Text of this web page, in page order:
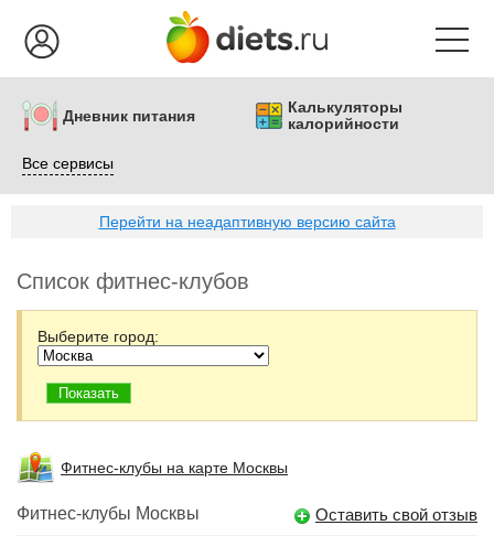
Дневник питания
Калькуляторы
калорийности
Все сервисы
Перейти на неадаптивную версию сайта
Список фитнес-клубов
Выберите город:
Фитнес-клубы на карте Москвы
Фитнес-клубы Москвы Оставить свой отзыв